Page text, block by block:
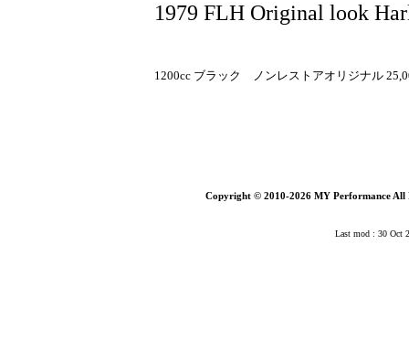
1979 FLH Original look
1200cc ブラック ノンレストアオリジナル
Copyright © 2010-2026 MY Performance All
Last mod : 30 Oct